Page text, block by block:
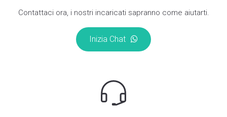
Contattaci ora, i nostri incaricati sapranno come aiutarti.
Inizia Chat